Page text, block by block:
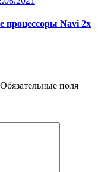
процессоры Navi 2x
Обязательные поля